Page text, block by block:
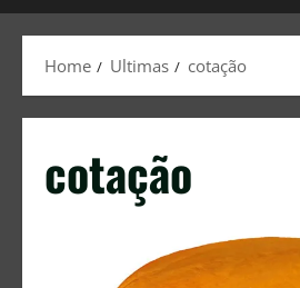
Home Ultimas cotação
cotação